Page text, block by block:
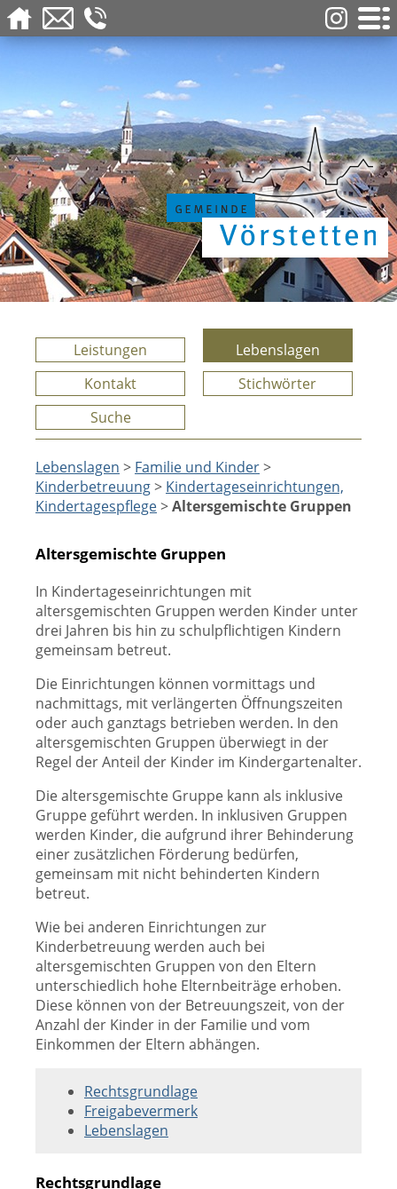
Leistungen
Lebenslagen
Kontakt
Stichwörter
Suche
Lebenslagen > Familie und Kinder>
Kinderbetreuung> Kindertageseinrichtungen,
Kindertagespflege>Altersgemischte Gruppen
Altersgemischte Gruppen
In Kindertageseinrichtungen mit
altersgemischten Gruppen werden Kinder unter
drei Jahren bis hin zu schulpflichtigen Kindern
gemeinsam betreut.
Die Einrichtungen können vormittags und
nachmittags, mit verlängerten Öffnungszeiten
oder auch ganztags betrieben werden. In den
altersgemischten Gruppen überwiegt in der
Regel der Anteil der Kinder im Kindergartenalter.
Die altersgemischte Gruppe kann als inklusive
Gruppe geführt werden. In inklusiven Gruppen
werden Kinder, die aufgrund ihrer Behinderung
einer zusätzlichen Förderung bedürfen,
gemeinsam mit nicht behinderten Kindern
betreut.
Wie bei anderen Einrichtungen zur
Kinderbetreuung werden auch bei
altersgemischten Gruppen von den Eltern
unterschiedlich hohe Elternbeiträge erhoben.
Diese können von der Betreuungszeit, von der
Anzahl der Kinder in der Familie und vom
Einkommen der Eltern abhängen.
Rechtsgrundlage
Freigabevermerk
Lebenslagen
Rechtsgrundlage